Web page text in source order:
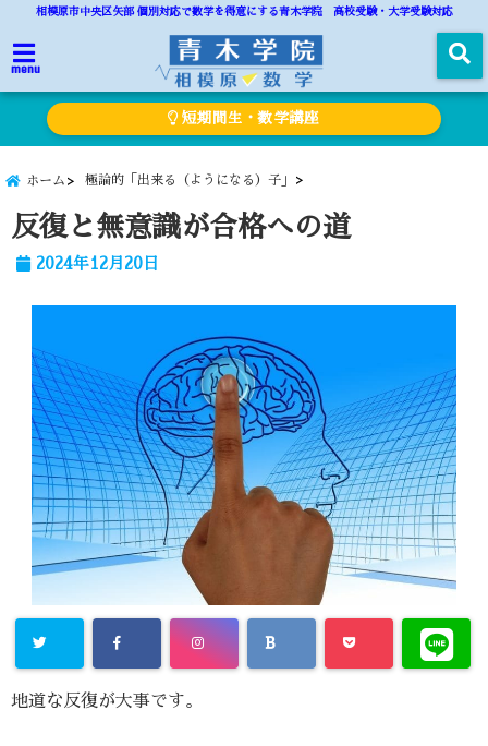
相模原市中央区矢部 個別対応で数学を得意にする青木学院 高校受験・大学受験対応
menu
短期間生・数学講座
ホーム 極論的「出来る（ようになる）子」
反復と無意識が合格への道
2024年12月20日
地道な反復が大事です。